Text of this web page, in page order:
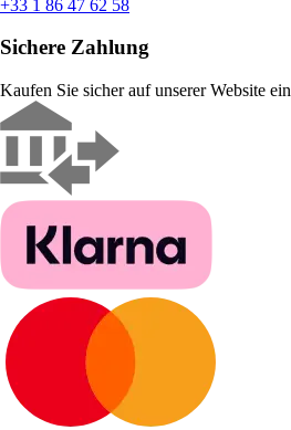
+33 1 86 47 62 58
Sichere Zahlung
Kaufen Sie sicher auf unserer Website ein